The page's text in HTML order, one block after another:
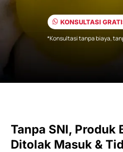
KONSULTASI
*Konsultasi tanpa biaya,
Tanpa SNI, Produk
Ditolak Masuk &